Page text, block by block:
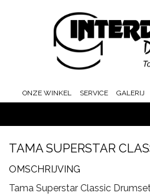
ONZE WINKEL SERVICE GALERIJ
HOME
TAMA SUPERSTAR
OMSCHRIJVING
Tama Superstar Classic